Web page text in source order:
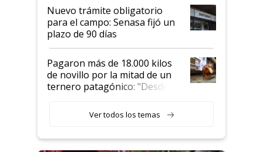
Nuevo trámite obligatorio
para el campo: Senasa fijó un
plazo de 90 días
Pagaron más de 18.000 kilos
de novillo por la mitad de un
ternero patagónico: "Desde
llamar la atención"
Ver todos los temas